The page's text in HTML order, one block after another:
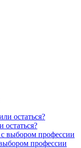
остаться?
профессии